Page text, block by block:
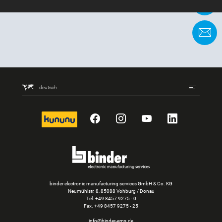
deutsch
kununu FacebookInstagram
YouTubeLinkedIn
binder electronic manufacturing services GmbH & Co. KG
Neumühlstr. 8, 85088 Vohburg / Donau
Tel. +49 8457 9275 - 0
Fax. +49 8457 9275 - 25
info@binder-ems.de